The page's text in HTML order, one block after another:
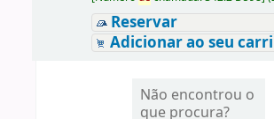
Reservar
Adicionar ao seu
Não encontrou o
que procura?